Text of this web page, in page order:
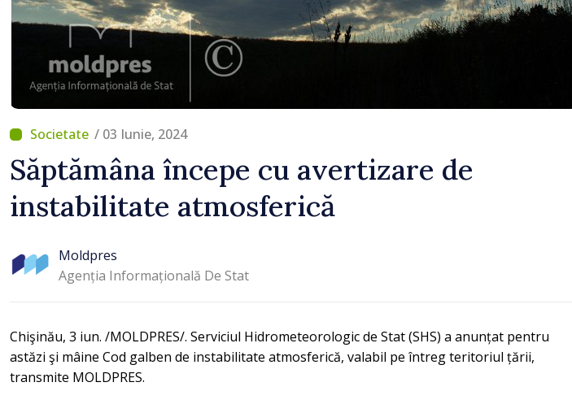
/ 03 Iunie, 2024
Săptămâna începe cu avertizare de
instabilitate atmosferică
Moldpres
Agenția Informațională De Stat
Chişinău, 3 iun. /MOLDPRES/. Serviciul Hidrometeorologic de Stat (SHS) a anunțat pentru
astăzi şi mâine Cod galben de instabilitate atmosferică, valabil pe întreg teritoriul țării,
transmite MOLDPRES.